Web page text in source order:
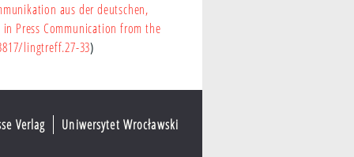
aus der deutschen,
Press Communication from the
lingtreff.27-33)
Verlag Uniwersytet Wrocławski